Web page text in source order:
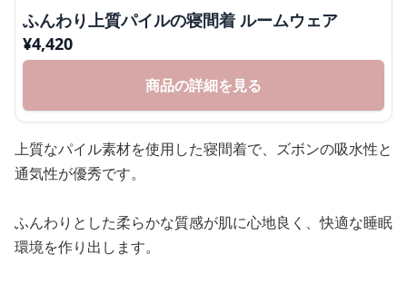
ふんわり上質パイルの寝間着 ルームウェア
¥4,420
商品の詳細を見る
上質なパイル素材を使用した寝間着で、ズボンの吸水性と
通気性が優秀です。
ふんわりとした柔らかな質感が肌に心地良く、快適な睡眠
環境を作り出します。